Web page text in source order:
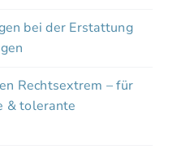
bei der Erstattung
Rechtsextrem – für
& tolerante